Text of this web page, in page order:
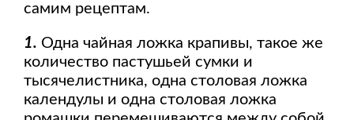
самим рецептам.
1. Одна чайная ложка крапивы, такое же
количество пастушьей сумки и
тысячелистника, одна столовая ложка
календулы и одна столовая ложка